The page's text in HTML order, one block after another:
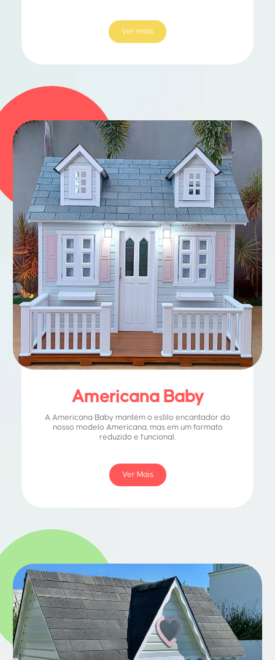
Ver mais
Americana Baby
A Americana Baby mantém o estilo encantador do
nosso modelo Americana, mas em um formato
reduzido e funcional.
Ver Mais